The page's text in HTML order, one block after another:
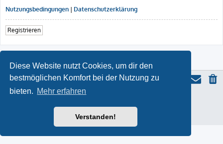
Diese Website nutzt Cookies, um dir den
bestmöglichen Komfort bei der Nutzung zu
bieten. Mehr erfahren
Verstanden!
Nutzungsbedingungen | Datenschutzerklärung
Registrieren
phpBB.de
Datenschutz|Nutzungsbedingungen